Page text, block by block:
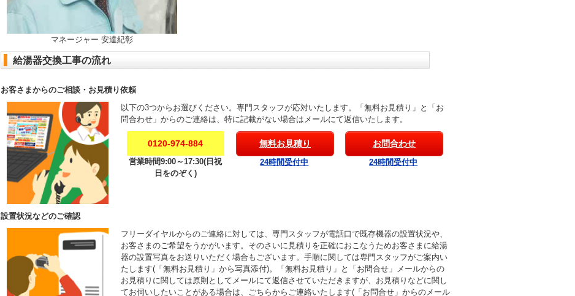
マネージャー 安達紀彰
給湯器交換工事の流れ
お客さまからのご相談・お見積り依頼
以下の3つからお選びください。専門スタッフが応対いたします。「無料お見積り」と「お
問合わせ」からのご連絡は、特に記載がない場合はメールにて返信いたします。
0120-974-884
営業時間9:00～17:30(日祝
日をのぞく)
無料お見積り
24時間受付中
お問合わせ
24時間受付中
設置状況などのご確認
フリーダイヤルからのご連絡に対しては、専門スタッフが電話口で既存機器の設置状況や、
お客さまのご希望をうかがいます。そのさいに見積りを正確におこなうためお客さまに給湯
器の設置写真をお送りいただく場合もございます。手順に関しては専門スタッフがご案内い
たします(「無料お見積り」から写真添付)。「無料お見積り」と「お問合せ」メールからの
お見積りに関しては原則としてメールにて返信させていただきますが、お見積りなどに関し
てお伺いしたいことがある場合は、ごちらからご連絡いたします(「お問合せ」からのメール